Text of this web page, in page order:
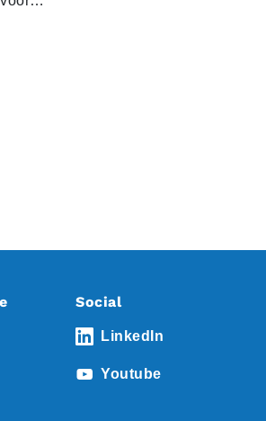
Social
LinkedIn
Youtube